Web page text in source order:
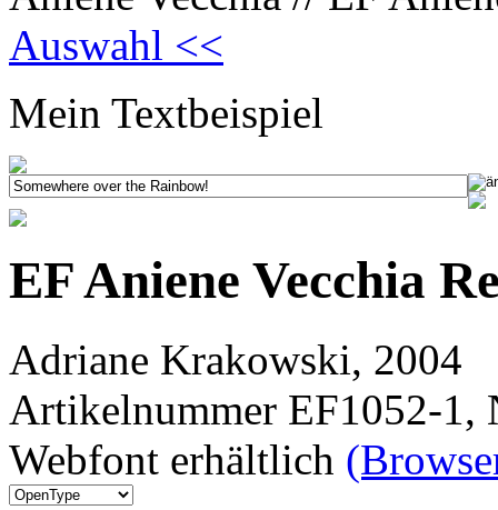
Auswahl <<
Mein Textbeispiel
EF Aniene Vecchia
Adriane Krakowski, 2004
Artikelnummer EF1052-1,
Webfont erhältlich